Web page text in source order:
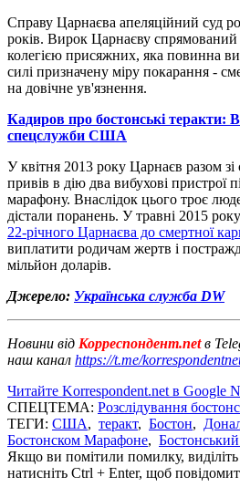
Справу Царнаєва апеляційний суд
років. Вирок Царнаєву
колегією присяжних, яка повинна
силі призначену міру покарання -
на довічне ув'язнення.
Кадиров про бостонські теракти:
спецслужби США
У квітня 2013 року Царнаєв разом
привів в дію два вибухові пристрої
марафону. Внаслідок цього троє
дістали поранень. У травні 2015 року
22-річного Царнаєва до смертної
виплатити родичам жертв і
мільйон доларів.
Джерело: Українська служба DW
Новини від Корреспондент.netв
наш канал https://t.me/
Читайте Korrespondent.net в Google
СПЕЦТЕМА: Розслідування
ТЕГИ: США, теракт, Бостон,
Бостонском Марафоне,
Якщо ви помітили помилку, виділіть
натисніть Ctrl + Enter, щоб